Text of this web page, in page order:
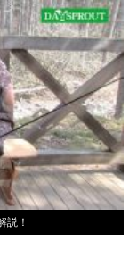
説！